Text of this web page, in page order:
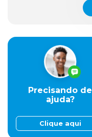
Precisando de
ajuda?
Clique aqui